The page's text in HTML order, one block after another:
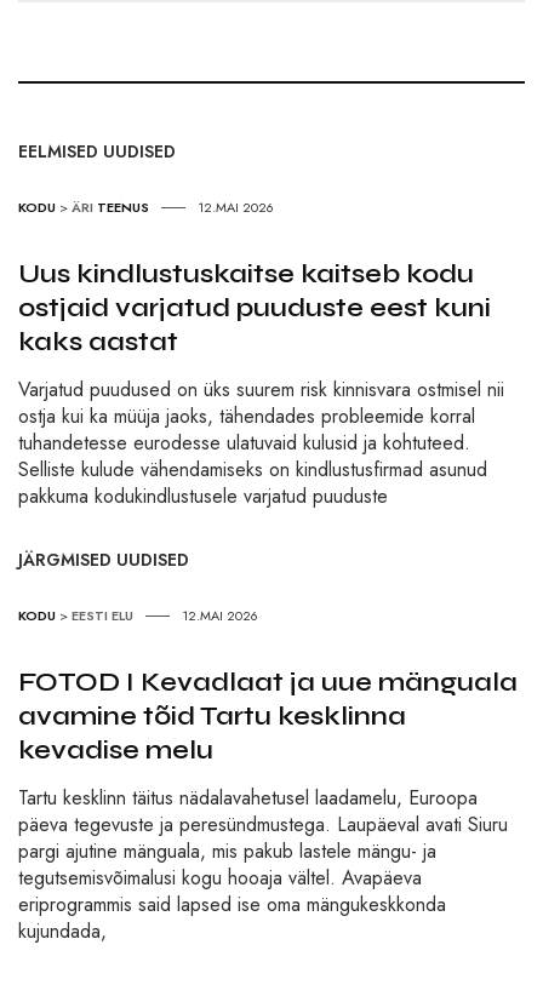
EELMISED UUDISED
KODU >ÄRI TEENUS 12.MAI 2026
Uus kindlustuskaitse kaitseb kodu
ostjaid varjatud puuduste eest kuni
kaks aastat
Varjatud puudused on üks suurem risk kinnisvara ostmisel nii
ostja kui ka müüja jaoks, tähendades probleemide korral
tuhandetesse eurodesse ulatuvaid kulusid ja kohtuteed.
Selliste kulude vähendamiseks on kindlustusfirmad asunud
pakkuma kodukindlustusele varjatud puuduste
JÄRGMISED UUDISED
KODU >EESTI ELU 12.MAI 2026
FOTOD I Kevadlaat ja uue mänguala
avamine tõid Tartu kesklinna
kevadise melu
Tartu kesklinn täitus nädalavahetusel laadamelu, Euroopa
päeva tegevuste ja peresündmustega. Laupäeval avati Siuru
pargi ajutine mänguala, mis pakub lastele mängu- ja
tegutsemisvõimalusi kogu hooaja vältel. Avapäeva
eriprogrammis said lapsed ise oma mängukeskkonda
kujundada,